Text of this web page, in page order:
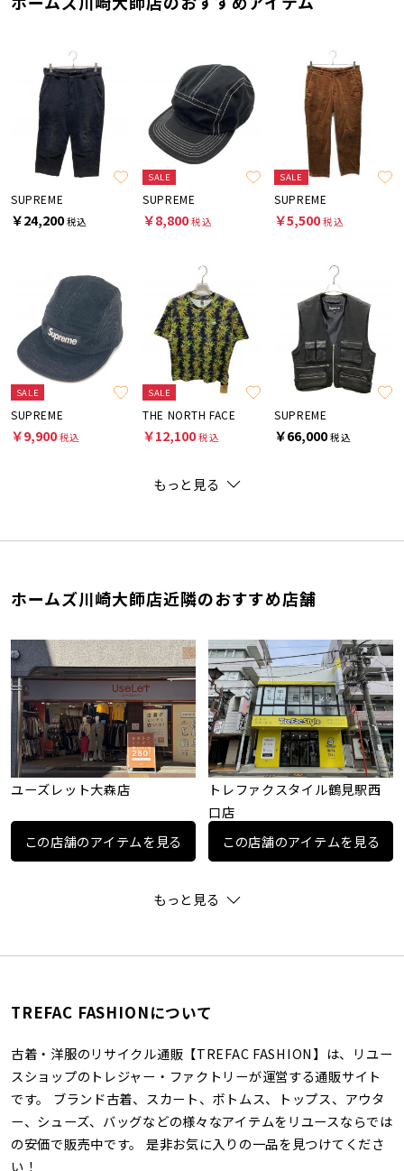
SUPREME
￥24,200税込
SALE
SUPREME
￥8,800税込
SALE
SUPREME
￥5,500税込
SALE
SUPREME
￥9,900税込
SALE
THE NORTH FACE
￥12,100税込
SUPREME
￥66,000税込
もっと見る
ホームズ川崎大師店近隣のおすすめ店舗
ユーズレット大森店
この店舗のアイテムを見る
トレファクスタイル鶴見駅西
口店
この店舗のアイテムを見る
もっと見る
TREFAC FASHIONについて
古着・洋服のリサイクル通販【TREFAC FASHION】は、リユー
スショップのトレジャー・ファクトリーが運営する通販サイト
です。 ブランド古着、スカート、ボトムス、トップス、アウタ
ー、シューズ、バッグなどの様々なアイテムをリユースならでは
の安価で販売中です。 是非お気に入りの一品を見つけてくださ
い！